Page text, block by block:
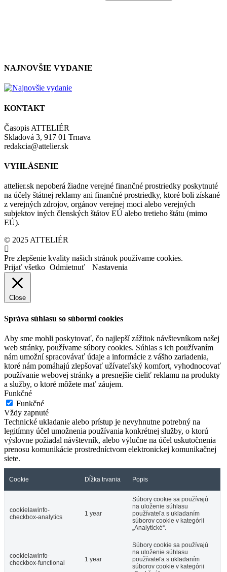
NAJNOVŠIE VYDANIE
KONTAKT
Časopis ATTELIÉR
Skladová 3, 917 01 Trnava
redakcia@attelier.sk
VYHLÁSENIE
attelier.sk nepoberá žiadne verejné finančné prostriedky poskytnuté
na účely štátnej reklamy ani finančné prostriedky, ktoré boli získané
z verejných zdrojov, orgánov verejnej moci alebo verejných
subjektov iných členských štátov EÚ alebo tretieho štátu (mimo
EÚ).
© 2025 ATTELIÉR
Pre zlepšenie kvality našich stránok používame cookies.
Prijať všetko Odmietnuť Nastavenia
Close
Správa súhlasu so súbormi cookies
Aby sme mohli poskytovať, čo najlepší zážitok návštevníkom našej
web stránky, používame súbory cookies. Súhlas s ich používaním
nám umožní spracovávať údaje a informácie z vášho zariadenia,
ktoré nám pomáhajú zlepšovať užívateľský komfort, vyhodnocovať
používanie webovej stránky a presnejšie cieliť reklamu na produkty
a služby, o ktoré môžete mať záujem.
Funkčné
Funkčné
Vždy zapnuté
Technické ukladanie alebo prístup je nevyhnutne potrebný na
legitímny účel umožnenia používania konkrétnej služby, o ktorú
výslovne požiadal návštevník, alebo výlučne na účel uskutočnenia
prenosu komunikácie prostredníctvom elektronickej komunikačnej
siete.
Cookie Dĺžka trvania Popis
cookielawinfo-
checkbox-analytics
1 year
Súbory cookie sa používajú
na uloženie súhlasu
používateľa s ukladaním
súborov cookie v kategórii
„Analytické“.
cookielawinfo-
checkbox-functional
1 year
Súbory cookie sa používajú
na uloženie súhlasu
používateľa s ukladaním
súborov cookie v kategórii